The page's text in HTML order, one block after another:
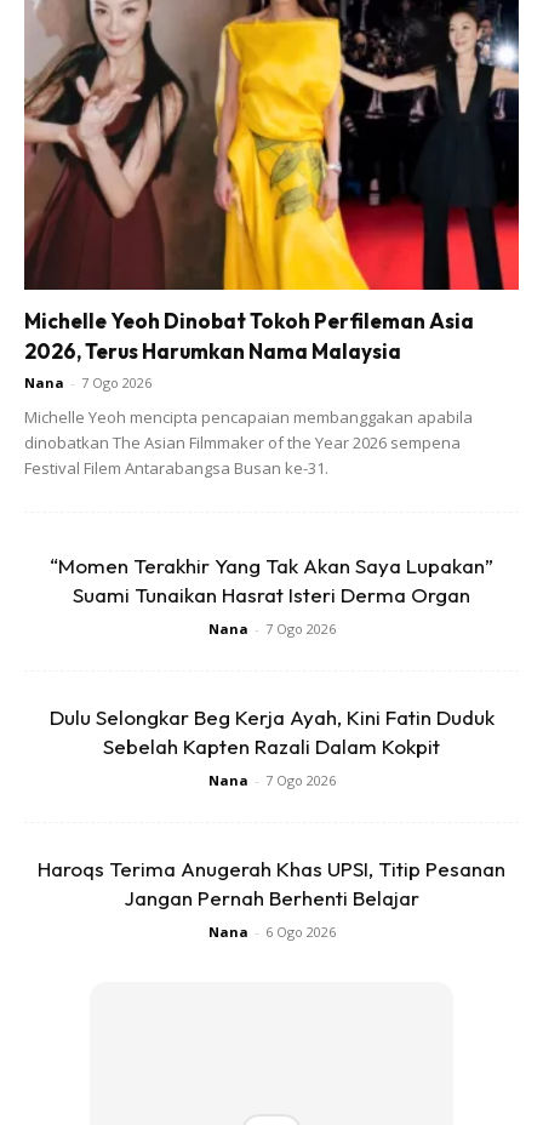
Sukatan untuk resipi ini juga cukup mudah tak payah nak
pakai penimbang. Jadi, selain untuk hidangan seisi keluarga,
boleh juga menjana pendapatan dengan buat jualan . Boleh
lah tambah duit poket sendiri kan.
Michelle Yeoh Dinobat Tokoh Perfileman Asia
2026, Terus Harumkan Nama Malaysia
Nana - 7 Ogo 2026
Michelle Yeoh mencipta pencapaian membanggakan apabila
dinobatkan The Asian Filmmaker of the Year 2026 sempena
Festival Filem Antarabangsa Busan ke-31.
“Momen Terakhir Yang Tak Akan Saya Lupakan”
Suami Tunaikan Hasrat Isteri Derma Organ
Nana - 7 Ogo 2026
Dulu Selongkar Beg Kerja Ayah, Kini Fatin Duduk
Sebelah Kapten Razali Dalam Kokpit
Nana - 7 Ogo 2026
Haroqs Terima Anugerah Khas UPSI, Titip Pesanan
Jangan Pernah Berhenti Belajar
Nana - 6 Ogo 2026